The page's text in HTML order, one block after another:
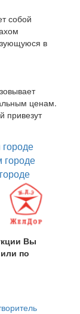
собой
в
ценам.
привезут
Вы
по